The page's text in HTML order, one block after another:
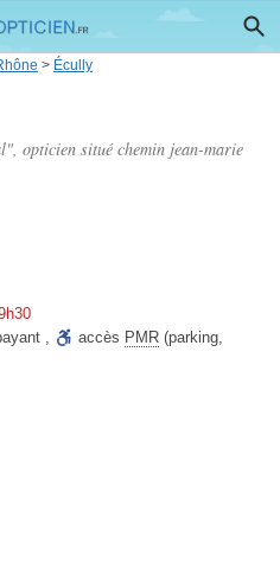
> Écully
opticien situé chemin jean-marie
, accès PMR (parking,